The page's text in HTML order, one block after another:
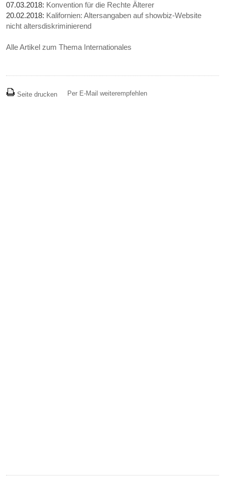
07.03.2018: Konvention für die Rechte Älterer
20.02.2018: Kalifornien: Altersangaben auf showbiz-Website
nicht altersdiskriminierend
Alle Artikel zum Thema Internationales
Seite drucken Per E-Mail weiterempfehlen